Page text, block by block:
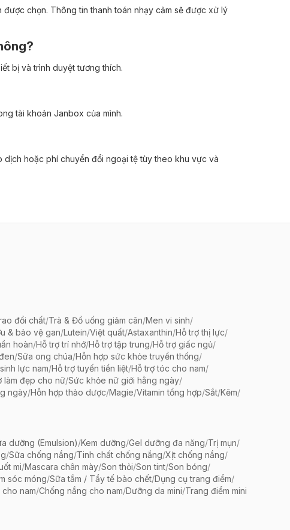
chọn. Thông tin thanh toán nhạy cảm sẽ được xử lý
bị và trình duyệt tương thích.
tài khoản Janbox của mình.
hoặc phí chuyển đổi ngoại tệ tùy theo khu vực và
đổi chất/Trà & Đồ uống giảm cân/Men vi sinh/
& bảo vệ gan/Lutein/Việt quất/Astaxanthin/Hỗ trợ thị lực/
hoàn/Hỗ trợ trí nhớ/Hỗ trợ tập trung/Hỗ trợ giấc ngủ/
/Sữa ong chúa/Hỗn hợp sức khỏe truyền thống/
lực nam/Hỗ trợ tuyến tiền liệt/Hỗ trợ tóc cho nam/
làm đẹp cho nữ/Sức khỏe nữ giới hằng ngày/
ngày/Hỗn hợp thảo dược/Magie/Vitamin tổng hợp/Sắt/Kẽm/
dưỡng (Emulsion)/Kem dưỡng/Gel dưỡng đa năng/Trị mụn/
/Sữa chống nắng/Tinh chất chống nắng/Xịt chống nắng/
mi/Mascara chân mày/Son thỏi/Son tint/Son bóng/
sóc móng/Sữa tắm / Tẩy tế bào chết/Dụng cụ trang điểm/
nam/Chống nắng cho nam/Dưỡng da mini/Trang điểm mini